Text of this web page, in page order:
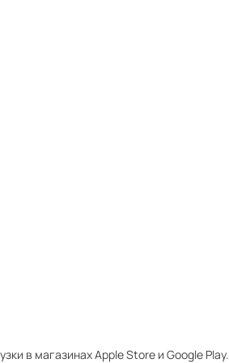
в магазинах Apple Store и Google Play.